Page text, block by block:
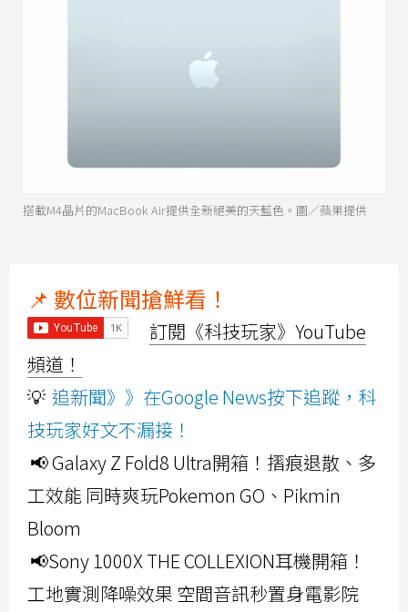
搭載M4晶片的MacBook Air提供全新絕美的天藍色。圖／蘋果提供
📌 數位新聞搶鮮看！
訂閱《科技玩家》YouTube
頻道！
💡 追新聞》》在Google News按下追蹤，科
技玩家好文不漏接！
📢 Galaxy Z Fold8 Ultra開箱！摺痕退散、多
工效能 同時爽玩Pokemon GO、Pikmin
Bloom
📢Sony 1000X THE COLLEXION耳機開箱！
工地實測降噪效果 空間音訊秒置身電影院